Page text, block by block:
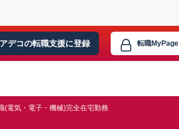
アデコの転職支援に登録 転職MyPage
(電気・電子・機械)完全在宅勤務